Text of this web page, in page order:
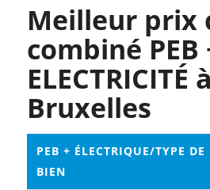
Meilleur prix
combiné PEB
ELECTRICITÉ
Bruxelles
PEB + ÉLECTRIQUE/TYPE DE
BIEN